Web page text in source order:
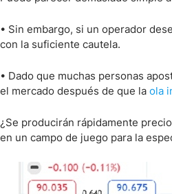
• Sin embargo, si un operador
con la suficiente cautela.
• Dado que muchas personas
el mercado después de que la ola
¿Se producirán rápidamente
en un campo de juego para la